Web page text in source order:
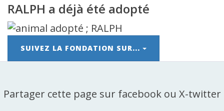
RALPH a déjà été adopté
SUIVEZ LA FONDATION SUR...
Partager cette page sur facebook ou X-twitter